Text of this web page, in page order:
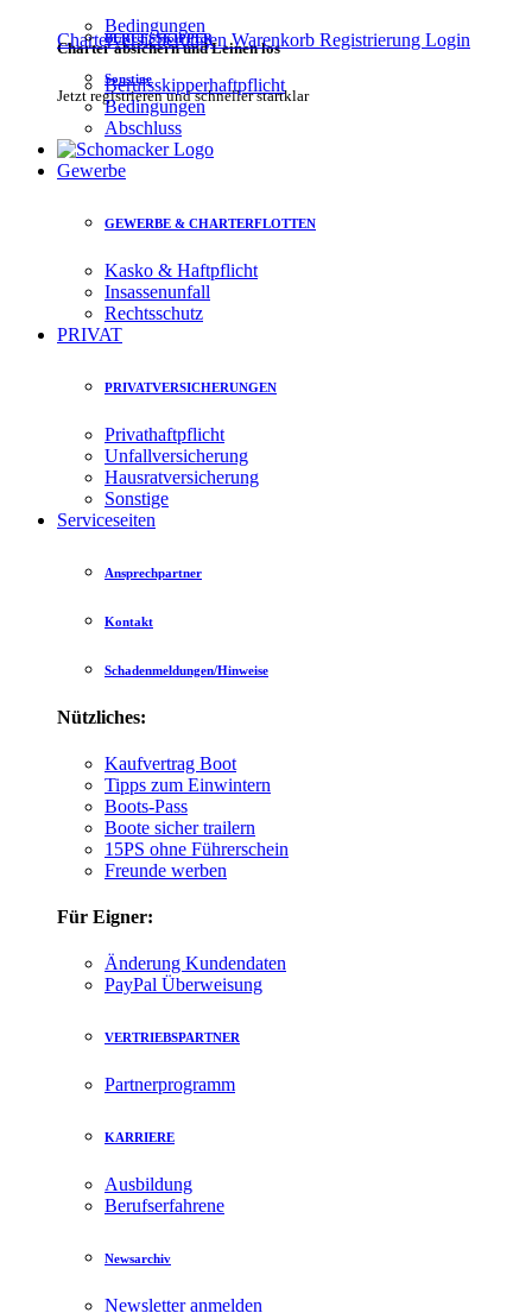
Bedingungen
Sonstige
Charter absichern und Leinen los
Jetzt registrieren und schneller startklar
CharterversicherungenWarenkorb Registrierung Login
BERUFSSKIPPER
Berufsskipperhaftpflicht
Bedingungen
Abschluss
Gewerbe
GEWERBE & CHARTERFLOTTEN
Kasko & Haftpflicht
Insassenunfall
Rechtsschutz
PRIVAT
PRIVATVERSICHERUNGEN
Privathaftpflicht
Unfallversicherung
Hausratversicherung
Sonstige
Serviceseiten
Ansprechpartner
Kontakt
Schadenmeldungen/Hinweise
Nützliches:
Kaufvertrag Boot
Tipps zum Einwintern
Boots-Pass
Boote sicher trailern
15PS ohne Führerschein
Freunde werben
Für Eigner:
Änderung Kundendaten
PayPal Überweisung
VERTRIEBSPARTNER
Partnerprogramm
KARRIERE
Ausbildung
Berufserfahrene
Newsarchiv
Newsletter anmelden